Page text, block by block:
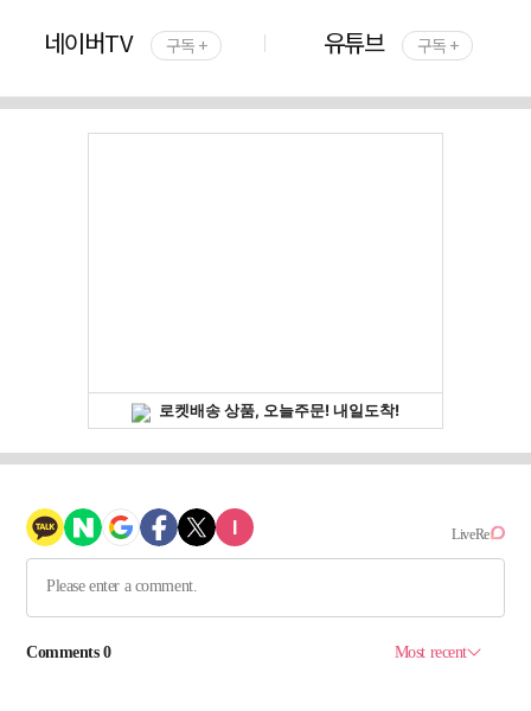
네이버TV 구독 + 유튜브 구독 +